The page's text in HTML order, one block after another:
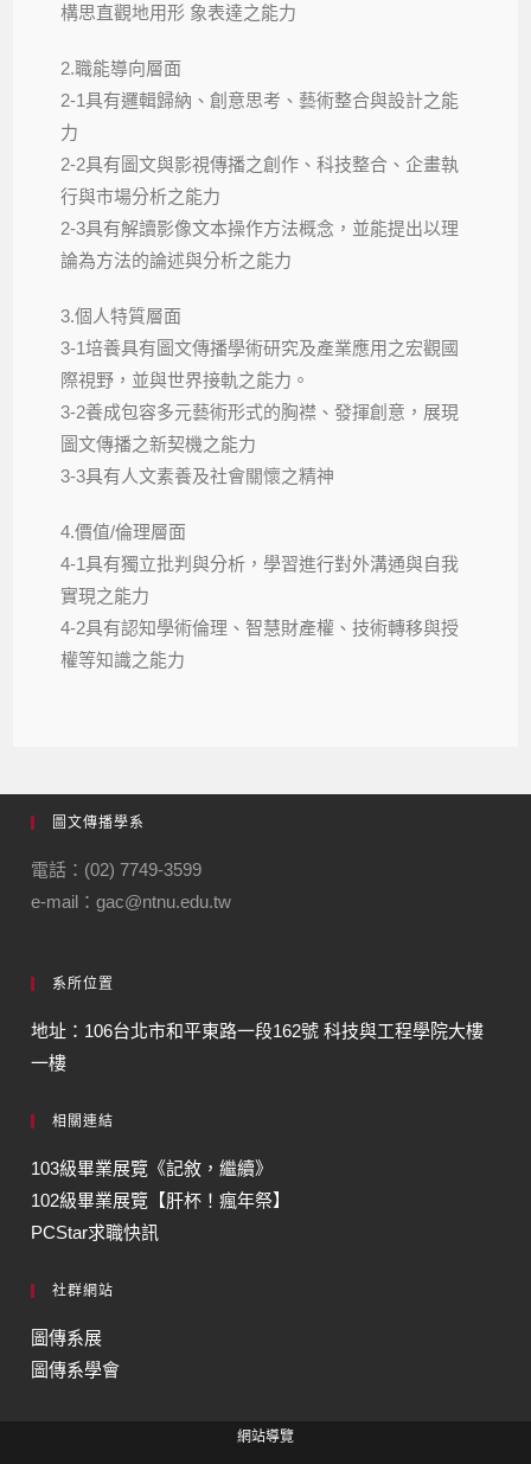
構思直觀地用形 象表達之能力
2.職能導向層面
2-1具有邏輯歸納、創意思考、藝術整合與設計之能
力
2-2具有圖文與影視傳播之創作、科技整合、企畫執
行與市場分析之能力
2-3具有解讀影像文本操作方法概念，並能提出以理
論為方法的論述與分析之能力
3.個人特質層面
3-1培養具有圖文傳播學術研究及產業應用之宏觀國
際視野，並與世界接軌之能力。
3-2養成包容多元藝術形式的胸襟、發揮創意，展現
圖文傳播之新契機之能力
3-3具有人文素養及社會關懷之精神
4.價值/倫理層面
4-1具有獨立批判與分析，學習進行對外溝通與自我
實現之能力
4-2具有認知學術倫理、智慧財產權、技術轉移與授
權等知識之能力
圖文傳播學系
電話：(02) 7749-3599
e-mail：gac@ntnu.edu.tw
系所位置
地址：106台北市和平東路一段162號 科技與工程學院大樓
一樓
相關連結
103級畢業展覽《記敘，繼續》
102級畢業展覽【肝杯！瘋年祭】
PCStar求職快訊
社群網站
圖傳系展
圖傳系學會
網站導覽